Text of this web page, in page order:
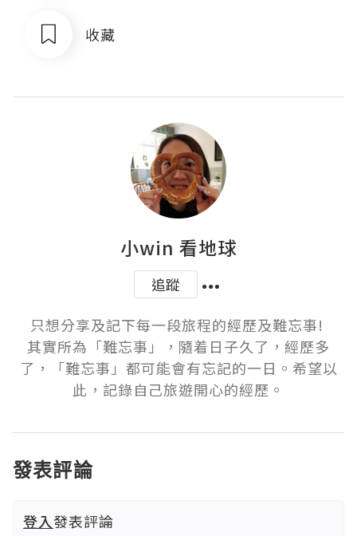
收藏
小win 看地球
追蹤
只想分享及記下每一段旅程的經歷及難忘事!
其實所為「難忘事」，隨着日子久了，經歷多
了，「難忘事」都可能會有忘記的一日。希望以
此，記錄自己旅遊開心的經歷。
發表評論
登入發表評論